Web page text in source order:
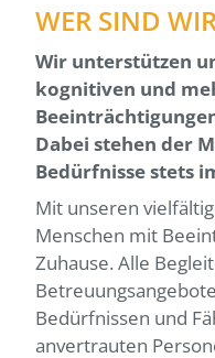
WER SIND
Wir unterstützen
kognitiven und
Dabei stehen der
Bedürfnisse stets
Mit unseren
Menschen mit
Zuhause. Alle
Bedürfnissen und
anvertrauten